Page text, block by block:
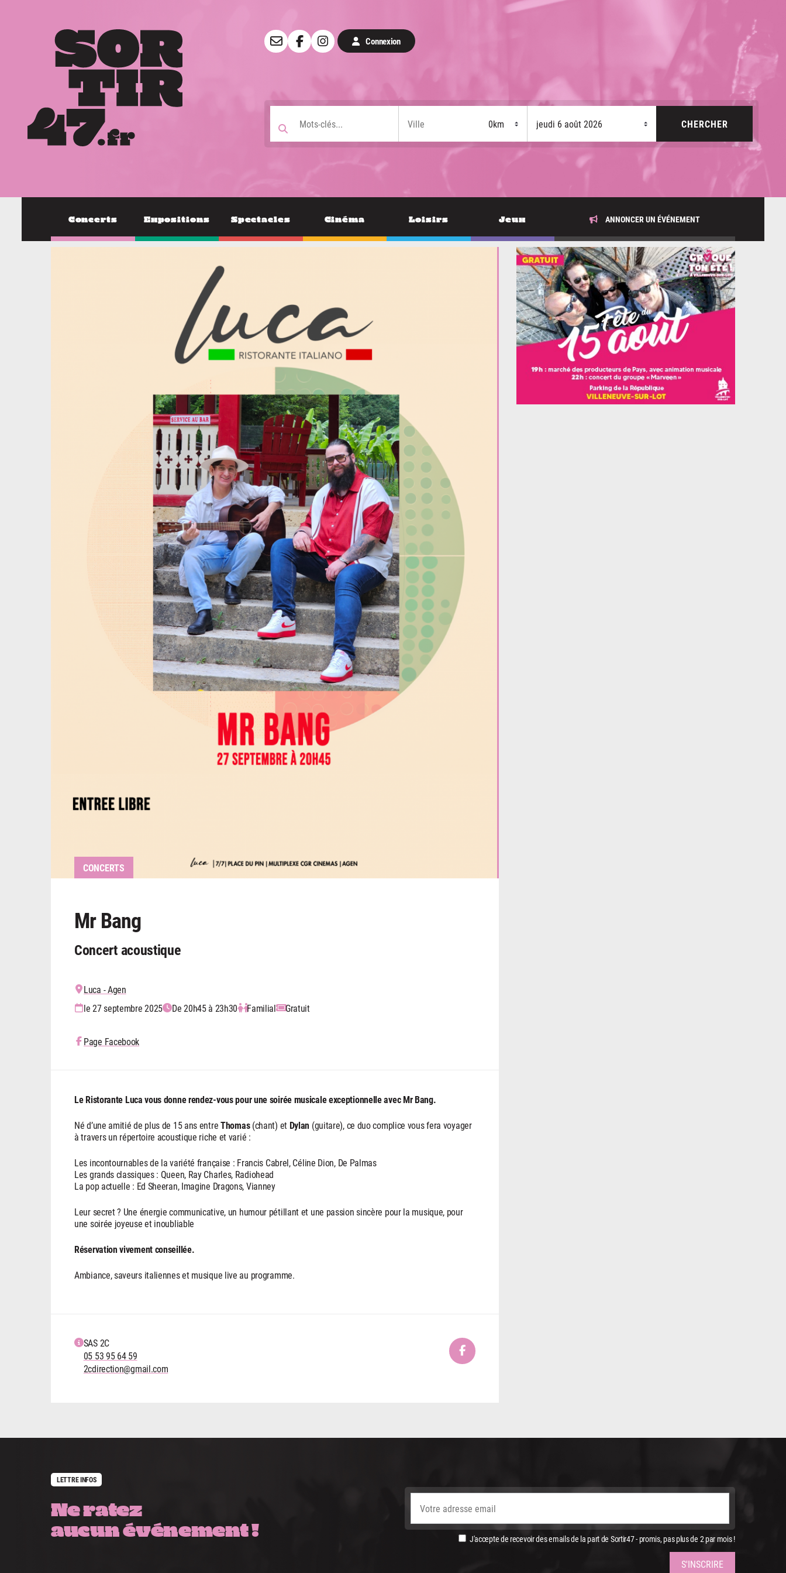
Connexion
Concerts Expositions Spectacles Cinéma Loisirs Jeux ANNONCER UN ÉVÉNEMENT
CONCERTS
Mr Bang
Concert acoustique
Luca - Agen
le 27 septembre 2025
De 20h45 à 23h30 Familial Gratuit
Page Facebook
Le Ristorante Luca vous donne rendez-vous pour une soirée musicale exceptionnelle avec Mr Bang.
Né d’une amitié de plus de 15 ans entreThomas(chant) et Dylan (guitare), ce duo complice vous fera voyager
à travers un répertoire acoustique riche et varié :
Les incontournables de la variété française : Francis Cabrel, Céline Dion, De Palmas
Les grands classiques : Queen, Ray Charles, Radiohead
La pop actuelle : Ed Sheeran, Imagine Dragons, Vianney
Leur secret ? Une énergie communicative, un humour pétillant et une passion sincère pour la musique, pour
une soirée joyeuse et inoubliable
Réservation vivement conseillée.
Ambiance, saveurs italiennes et musique live au programme.
SAS 2C
05 53 95 64 59
2cdirection@gmail.com
LETTRE INFOS
Ne ratez
aucun événement !
J'accepte de recevoir des emails de la part de Sortir47 - promis, pas plus de 2 par mois !